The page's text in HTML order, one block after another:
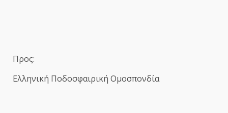
Προς:
Ελληνική Ποδοσφαιρική Ομοσπονδία